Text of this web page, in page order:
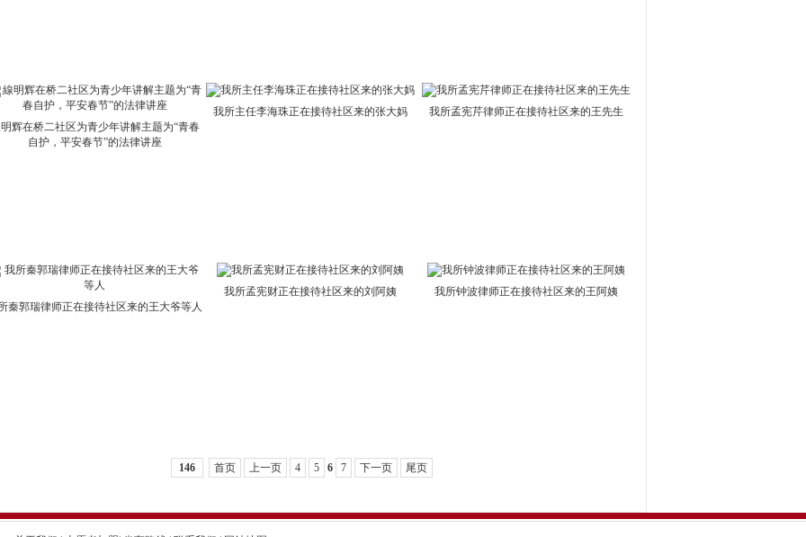
辉在桥二社区为青少年讲解主题为“青春
自护，平安春节”的法律讲座
我所主任李海珠正在接待社区来的张大妈 我所孟宪芹律师正在接待社区来的王先生
秦郭瑞律师正在接待社区来的王大爷等人
我所孟宪财正在接待社区来的刘阿姨 我所钟波律师正在接待社区来的王阿姨
146 首页 上一页 4 5 6 7 下一页 尾页